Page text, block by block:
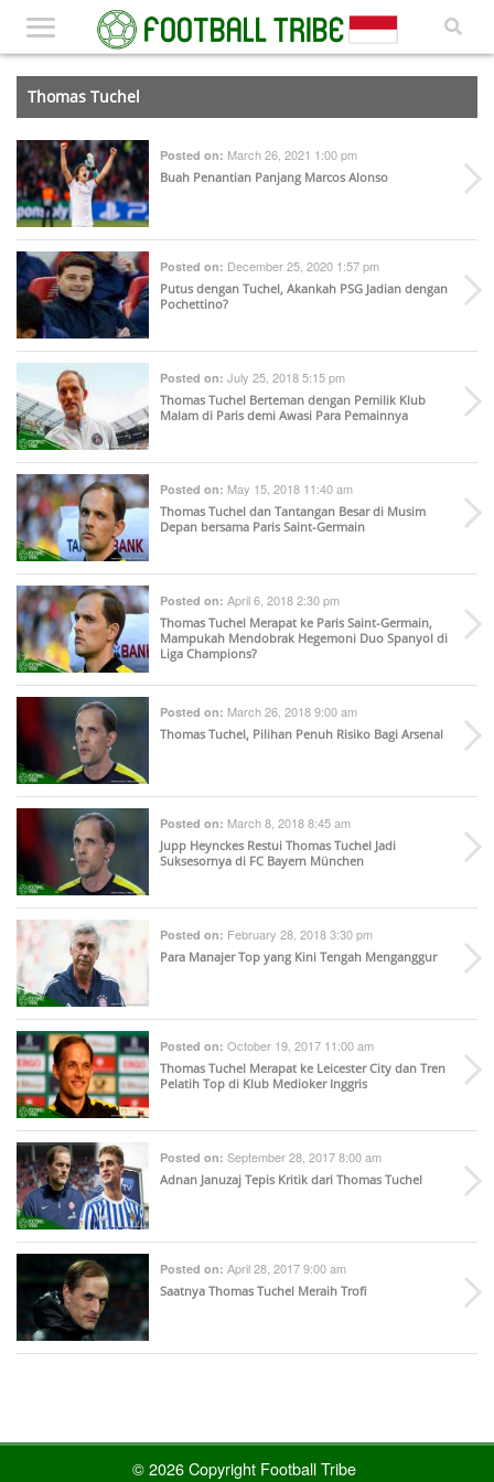
Thomas Tuchel
Posted on: March 26, 2021 1:00 pm
Buah Penantian Panjang Marcos Alonso
Posted on: December 25, 2020 1:57 pm
Putus dengan Tuchel, Akankah PSG Jadian dengan
Pochettino?
Posted on: July 25, 2018 5:15 pm
Thomas Tuchel Berteman dengan Pemilik Klub
Malam di Paris demi Awasi Para Pemainnya
Posted on: May 15, 2018 11:40 am
Thomas Tuchel dan Tantangan Besar di Musim
Depan bersama Paris Saint-Germain
Posted on: April 6, 2018 2:30 pm
Thomas Tuchel Merapat ke Paris Saint-Germain,
Mampukah Mendobrak Hegemoni Duo Spanyol di
Liga Champions?
Posted on: March 26, 2018 9:00 am
Thomas Tuchel, Pilihan Penuh Risiko Bagi Arsenal
Posted on: March 8, 2018 8:45 am
Jupp Heynckes Restui Thomas Tuchel Jadi
Suksesornya di FC Bayern München
Posted on: February 28, 2018 3:30 pm
Para Manajer Top yang Kini Tengah Menganggur
Posted on: October 19, 2017 11:00 am
Thomas Tuchel Merapat ke Leicester City dan Tren
Pelatih Top di Klub Medioker Inggris
Posted on: September 28, 2017 8:00 am
Adnan Januzaj Tepis Kritik dari Thomas Tuchel
Posted on: April 28, 2017 9:00 am
Saatnya Thomas Tuchel Meraih Trofi
© 2026 Copyright Football Tribe